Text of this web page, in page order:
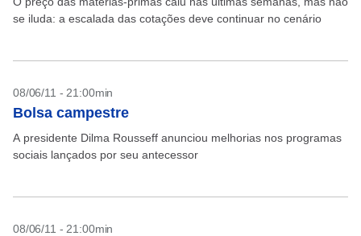
se iluda: a escalada das cotações deve continuar no cenário
08/06/11 - 21:00min
Bolsa campestre
A presidente Dilma Rousseff anunciou melhorias nos programas
sociais lançados por seu antecessor
08/06/11 - 21:00min